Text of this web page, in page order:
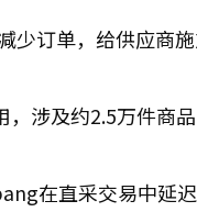
订单，给供应商施
涉及约2.5万件商品
在直采交易中延